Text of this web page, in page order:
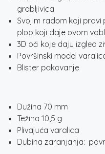
grabljivica
Svojim radom koji pravi
plop koji daje ovom
3D oči koje daju izgled
Površinski model
Blister pakovanje
Dužina 70 mm
Težina 10,5 g
Plivajuća varalica
Dubina zaranjanja: